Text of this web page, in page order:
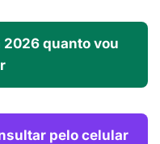
2026 quanto vou
pelo celular